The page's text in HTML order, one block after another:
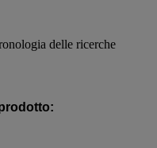
delle ricerche